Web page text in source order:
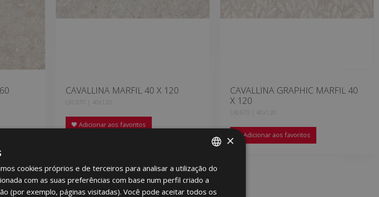
CAVALLINA MARFIL 40 X 120
LXC670 | 40x120
Adicionar aos favoritos
CAVALLINA GRAPHIC MARFIL 40
X 120
LXE670 | 40x120
Adicionar aos favoritos
SPANISH
ENGLISH
×
cookies próprios e de terceiros para analisar a utilização do
com as suas preferências com base num perfil criado a
(por exemplo, páginas visitadas). Você pode aceitar todos os